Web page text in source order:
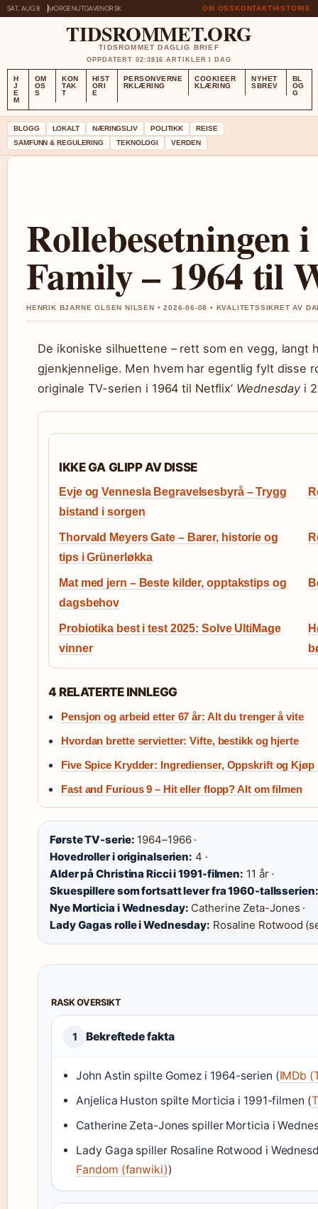
SAT, AUG 8 MORGENUTGAVENORSK OM OSSKONTAKTHISTORIE
TIDSROMMET.ORG
TIDSROMMET DAGLIG BRIEF
OPPDATERT 02:3816 ARTIKLER I DAG
H
J
E
M
OM
OS
S
KON
TAK
T
HIST
ORI
E
PERSONVERNE
RKLÆRING
COOKIEER
KLÆRING
NYHET
SBREV
BL
OG
G
BLOGG LOKALT NÆRINGSLIV POLITIKK
REISE
SAMFUNN & REGULERING
TEKNOLOGI VERDEN
Rollebesetningen
Family – 1964 til
HENRIK BJARNE OLSEN NILSEN • 2026-06-08 • KVALITETSSIKRET AV
De ikoniske silhuettene – rett som en vegg, langt
gjenkjennelige. Men hvem har egentlig fylt disse
originale TV-serien i 1964 til Netflix’ Wednesday i
IKKE GA GLIPP AV DISSE
Evje og Vennesla Begravelsesbyrå – Trygg
bistand i sorgen
Thorvald Meyers Gate – Barer, historie og
tips i Grünerløkka
Mat med jern – Beste kilder, opptakstips og
dagsbehov
Probiotika best i test 2025: Solve UltiMage
vinner
4 RELATERTE INNLEGG
Pensjon og arbeid etter 67 år: Alt du trenger å vite
Hvordan brette servietter: Vifte, bestikk og hjerte
Five Spice Krydder: Ingredienser, Oppskrift og Kjøp
Fast and Furious 9 – Hit eller flopp? Alt om filmen
Første TV-serie: 1964–1966 ·
Hovedroller i originalserien: 4 ·
Alder på Christina Ricci i 1991-filmen: 11 år ·
Skuespillere som fortsatt lever fra 1960-tallsserien:
Nye Morticia i Wednesday: Catherine Zeta-Jones ·
Lady Gagas rolle i Wednesday: Rosaline Rotwood
RASK OVERSIKT
1 Bekreftede fakta
John Astin spilte Gomez i 1964-serien (IMDb
Anjelica Huston spilte Morticia i 1991-filmen (
Catherine Zeta-Jones spiller Morticia i
Lady Gaga spiller Rosaline Rotwood i
Fandom (fanwiki))